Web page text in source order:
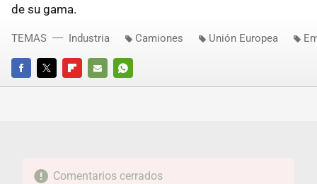
de su gama.
FACEBOOKTWITTERFLIPBOARD
E-
WHATSAPP
TEMAS Industria Camiones Unión Europea
Comentarios cerrados